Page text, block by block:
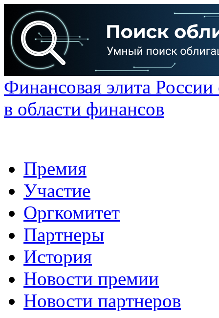
Финансовая элита
в области финансов
Премия
Участие
Оргкомитет
Партнеры
История
Новости премии
Новости партнеров